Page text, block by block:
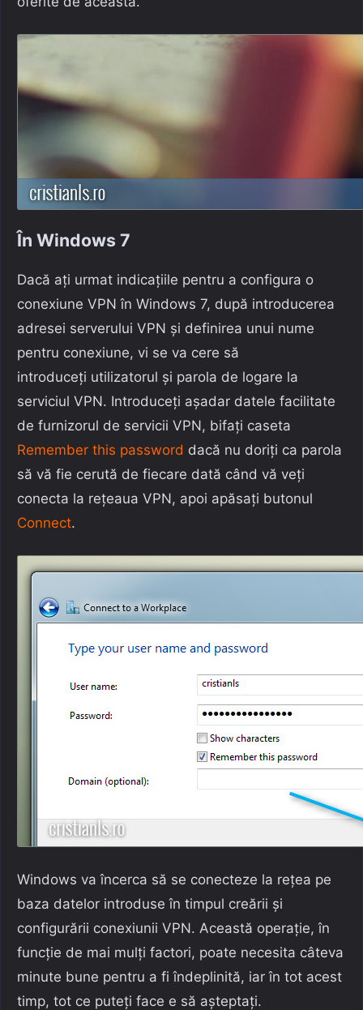
În Windows 7
Dacă ați urmat indicațiile pentru a configura o
conexiune VPN în Windows 7, după introducerea
adresei serverului VPN și definirea unui nume
pentru conexiune, vi se va cere să
introduceți utilizatorul și parola de logare la
serviciul VPN. Introduceți așadar datele facilitate
de furnizorul de servicii VPN, bifați caseta
Remember this password dacă nu doriți ca parola
să vă fie cerută de fiecare dată când vă veți
conecta la rețeaua VPN, apoi apăsați butonul
Connect.
Windows va încerca să se conecteze la rețea pe
baza datelor introduse în timpul creării și
configurării conexiunii VPN. Această operație, în
funcție de mai mulți factori, poate necesita câteva
minute bune pentru a fi îndeplinită, iar în tot acest
timp, tot ce puteți face e să așteptați.